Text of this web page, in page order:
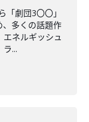
劇団3〇〇」
、多くの話題作
ネルギッシュ
...